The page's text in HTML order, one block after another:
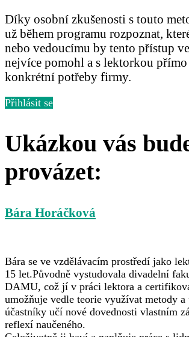
Díky osobní zkušenosti s touto
už během programu rozpoznat,
nebo vedoucímu by tento přístup
nejvíce pomohl a s lektorkou
konkrétní potřeby firmy.
Přihlásit se
Ukázkou vás
provázet:
Bára Horáčková
Bára se ve vzdělávacím prostředí jako
15 let.Původně vystudovala divadelní
DAMU, což jí v práci lektora a
umožňuje vedle teorie využívat metody
účastníky učí nové dovednosti vlastním
reflexí naučeného.